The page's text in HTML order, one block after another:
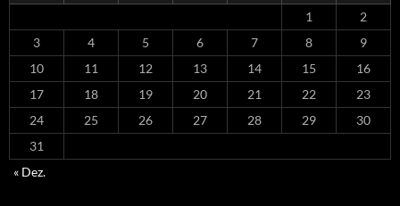
1
2
3
4 5 6 7 8
9
10
11 12 13 14 15
16
17
18 19 20 21 22
23
24
25 26 27 28 29
30
31
« Dez.